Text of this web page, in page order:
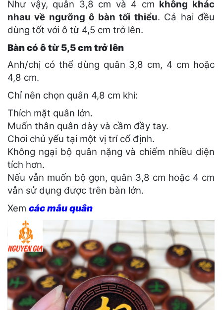
Như vậy, quân 3,8 cm và 4 cm không khác
nhau về ngưỡng ô bàn tối thiểu. Cả hai đều
dùng tốt với ô từ 4,5 cm trở lên.
Bàn có ô từ 5,5 cm trở lên
Anh/chị có thể dùng quân 3,8 cm, 4 cm hoặc
4,8 cm.
Chỉ nên chọn quân 4,8 cm khi:
Thích mặt quân lớn.
Muốn thân quân dày và cầm đầy tay.
Chơi chủ yếu tại một vị trí cố định.
Không ngại bộ quân nặng và chiếm nhiều diện
tích hơn.
Nếu vẫn muốn bộ gọn, quân 3,8 cm hoặc 4 cm
vẫn sử dụng được trên bàn lớn.
Xem các mẫu quân